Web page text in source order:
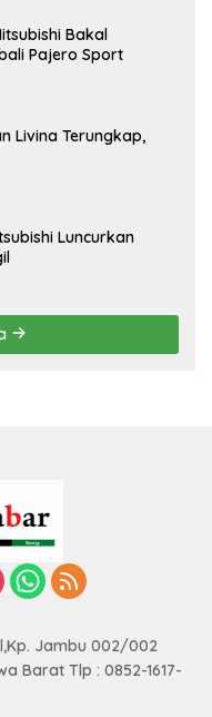
Bakal
Pajero Sport
Livina Terungkap,
Luncurkan
Jambu 002/002
Barat Tlp : 0852-1617-